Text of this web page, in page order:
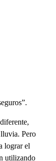
Pero
lograr el
utilizando